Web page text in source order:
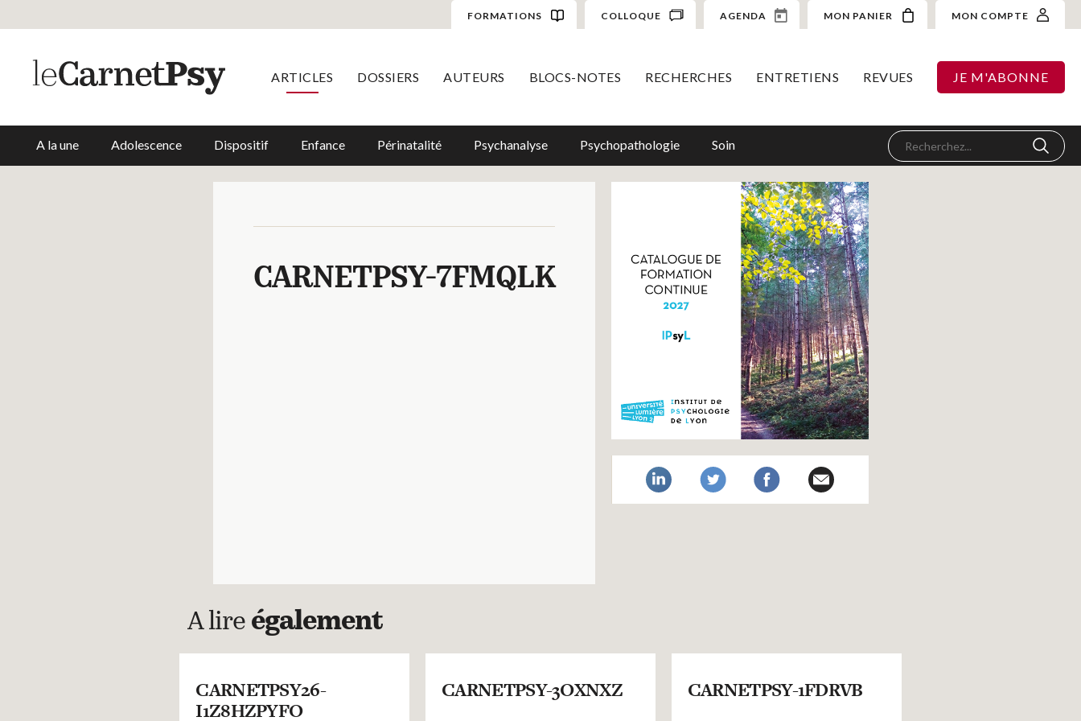
FORMATIONS COLLOQUE AGENDA MON PANIER MON COMPTE
ARTICLES DOSSIERS AUTEURS BLOCS-NOTES RECHERCHES ENTRETIENS REVUES JE M'ABONNE
A la une Adolescence Dispositif Enfance Périnatalité Psychanalyse Psychopathologie Soin
CARNETPSY-7FMQLK
A lire également
CARNETPSY26-
I1Z8HZPYFO
CARNETPSY-3OXNXZ CARNETPSY-1FDRVB